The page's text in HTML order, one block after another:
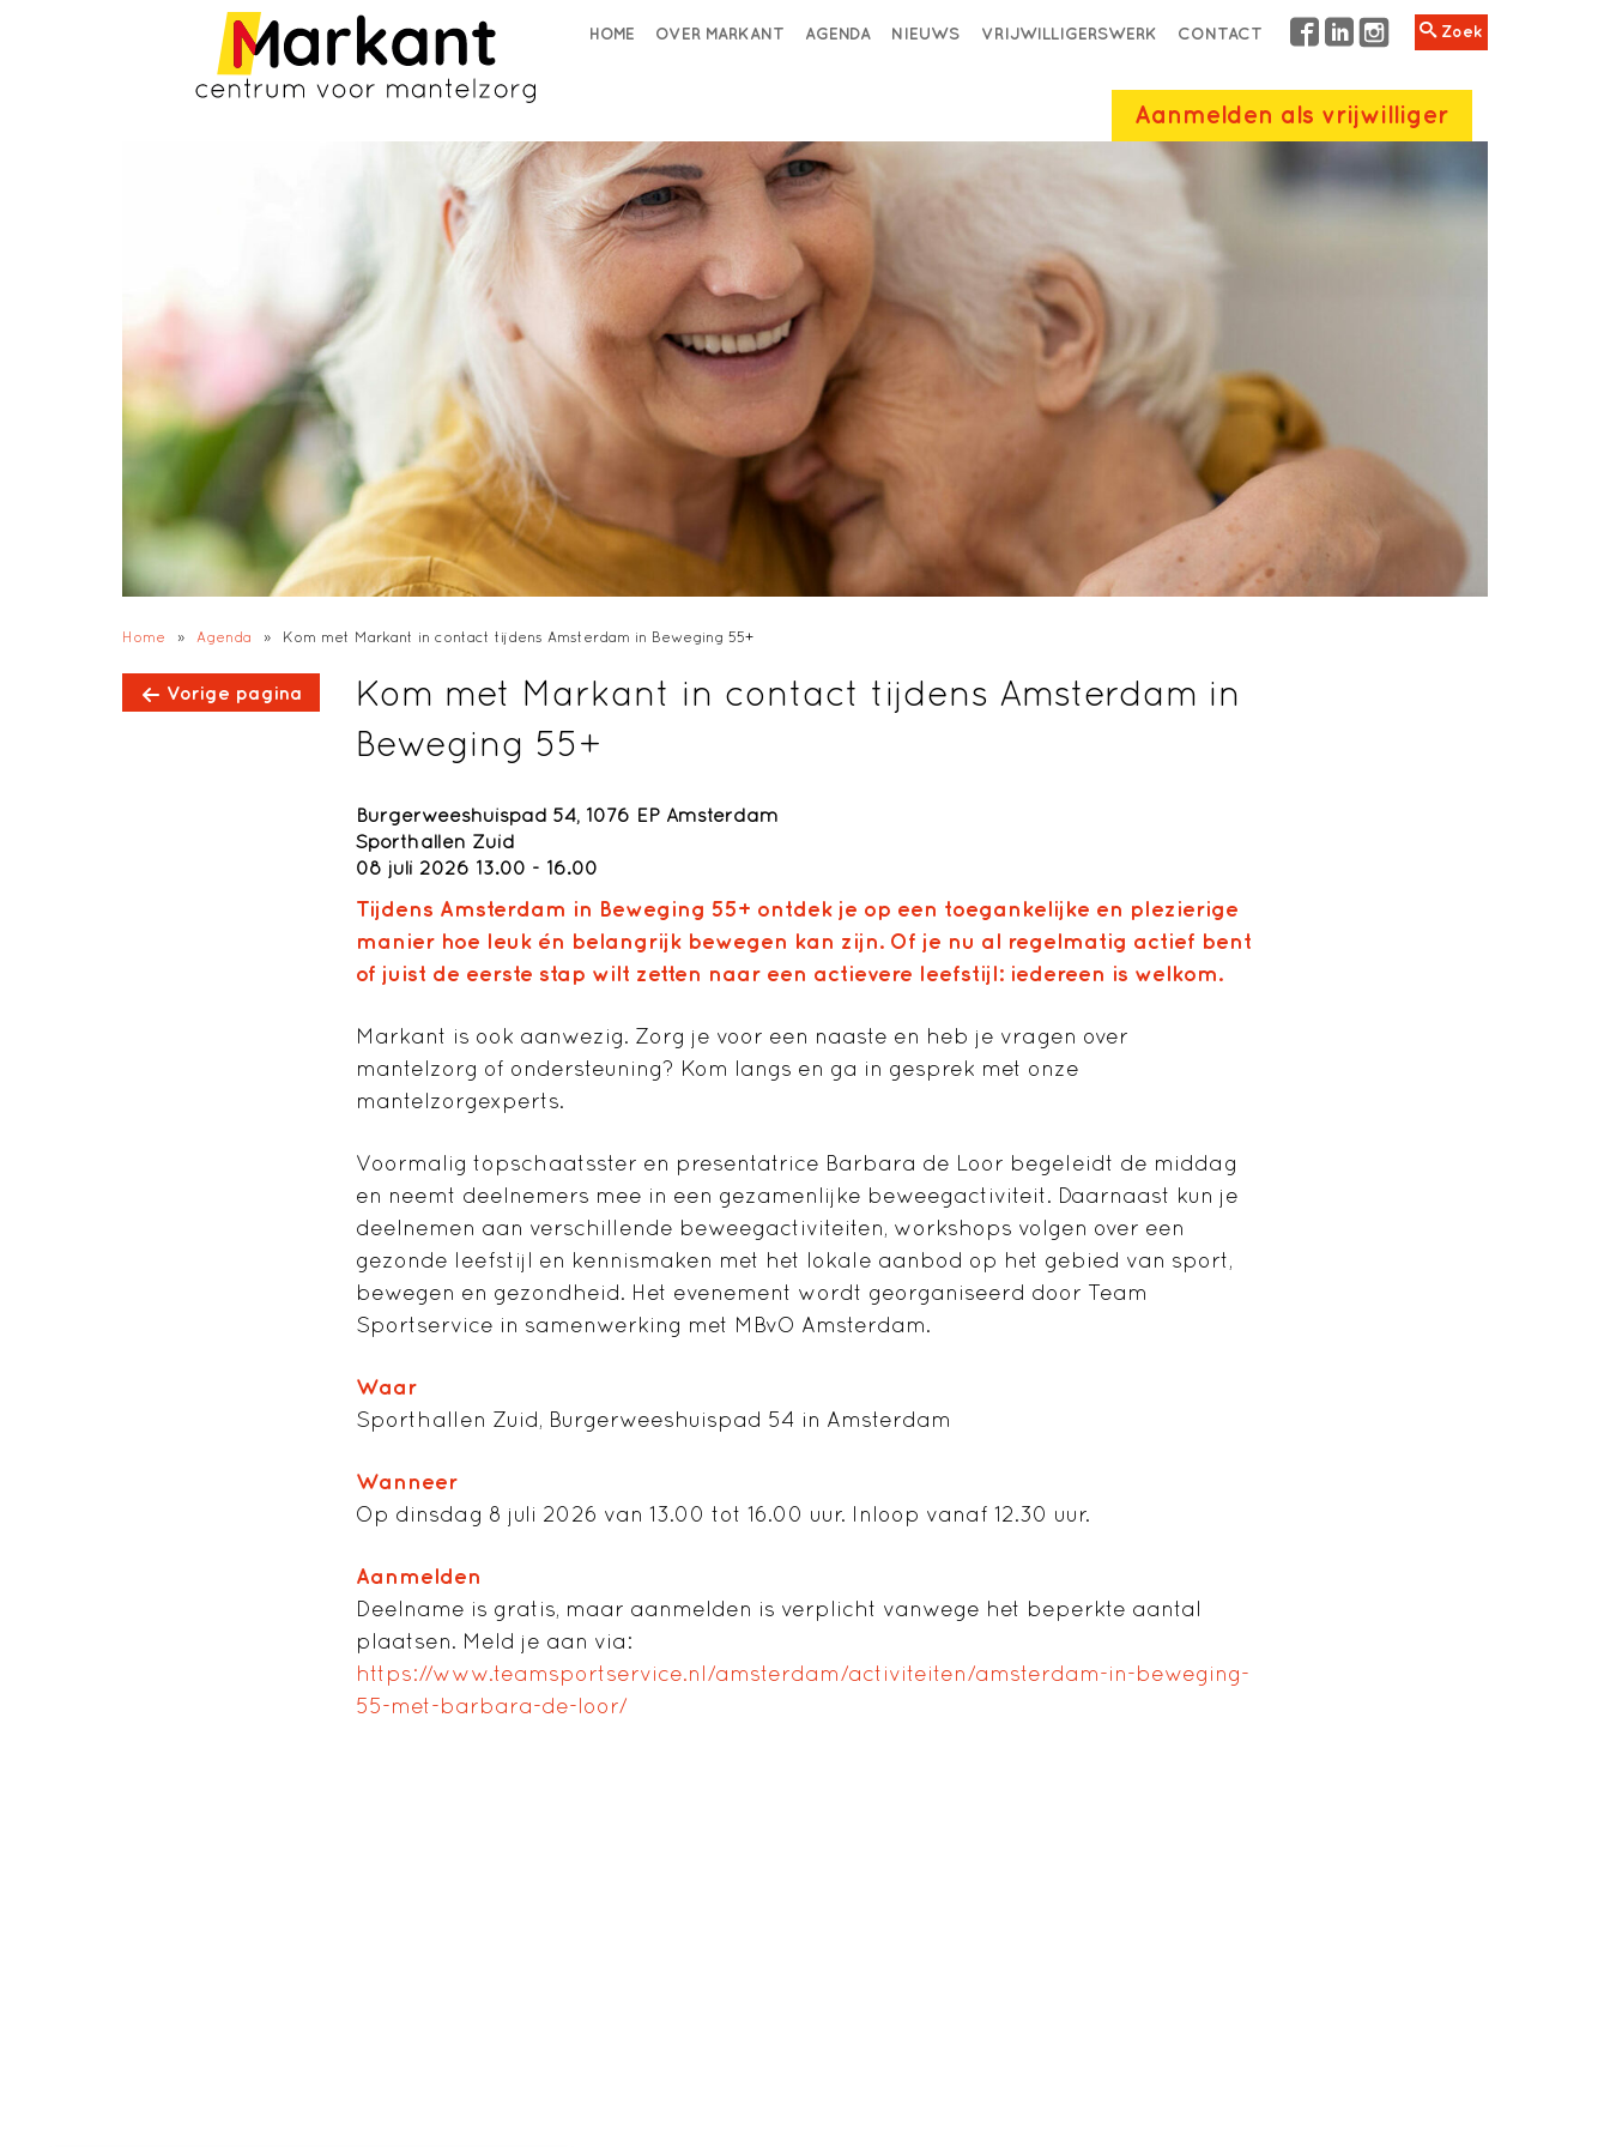
HOME OVER MARKANT AGENDA NIEUWS VRIJWILLIGERSWERK CONTACT Zoek
Aanmelden als vrijwilliger
Home » Agenda » Kom met Markant in contact tijdens Amsterdam in Beweging 55+
Vorige pagina
Kom met Markant in contact tijdens Amsterdam in
Beweging 55+
Burgerweeshuispad 54, 1076 EP Amsterdam
Sporthallen Zuid
08 juli 2026 13.00 - 16.00
Tijdens Amsterdam in Beweging 55+ ontdek je op een toegankelijke en plezierige
manier hoe leuk én belangrijk bewegen kan zijn. Of je nu al regelmatig actief bent
of juist de eerste stap wilt zetten naar een actievere leefstijl: iedereen is welkom.
Markant is ook aanwezig. Zorg je voor een naaste en heb je vragen over
mantelzorg of ondersteuning? Kom langs en ga in gesprek met onze
mantelzorgexperts.
Voormalig topschaatsster en presentatrice Barbara de Loor begeleidt de middag
en neemt deelnemers mee in een gezamenlijke beweegactiviteit. Daarnaast kun je
deelnemen aan verschillende beweegactiviteiten, workshops volgen over een
gezonde leefstijl en kennismaken met het lokale aanbod op het gebied van sport,
bewegen en gezondheid. Het evenement wordt georganiseerd door Team
Sportservice in samenwerking met MBvO Amsterdam.
Waar
Sporthallen Zuid, Burgerweeshuispad 54 in Amsterdam
Wanneer
Op dinsdag 8 juli 2026 van 13.00 tot 16.00 uur. Inloop vanaf 12.30 uur.
Aanmelden
Deelname is gratis, maar aanmelden is verplicht vanwege het beperkte aantal
plaatsen. Meld je aan via:
https://www.teamsportservice.nl/amsterdam/activiteiten/amsterdam-in-beweging-
55-met-barbara-de-loor/